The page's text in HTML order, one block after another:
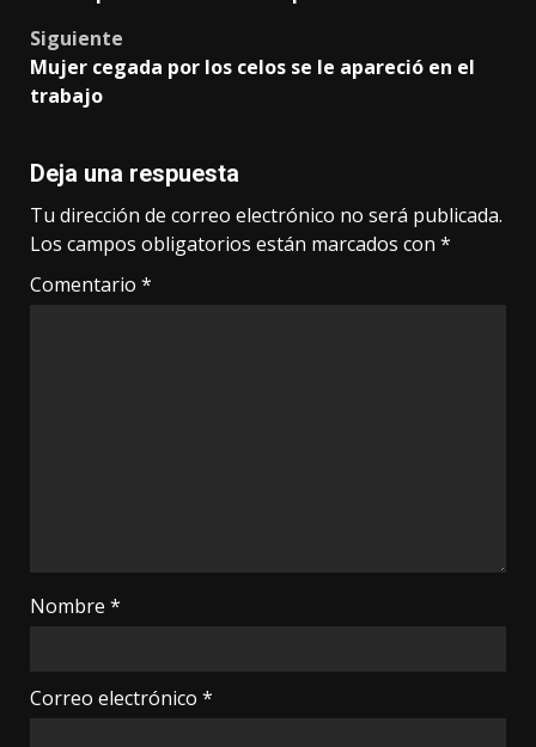
Siguiente
Mujer cegada por los celos se le apareció en el
trabajo
Deja una respuesta
Tu dirección de correo electrónico no será publicada.
Los campos obligatorios están marcados con *
Comentario *
Nombre *
Correo electrónico *